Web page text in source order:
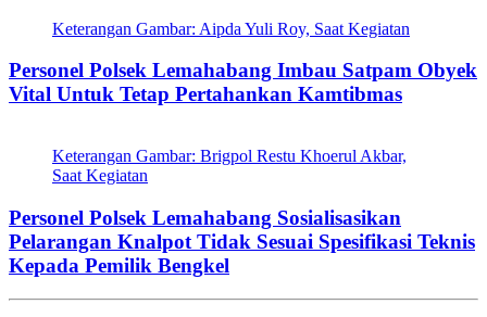
Keterangan Gambar: Aipda Yuli Roy, Saat Kegiatan
Personel Polsek Lemahabang Imbau Satpam Obyek
Vital Untuk Tetap Pertahankan Kamtibmas
Keterangan Gambar: Brigpol Restu Khoerul Akbar,
Saat Kegiatan
Personel Polsek Lemahabang Sosialisasikan
Pelarangan Knalpot Tidak Sesuai Spesifikasi Teknis
Kepada Pemilik Bengkel